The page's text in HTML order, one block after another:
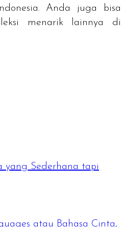
Anda juga bisa
menarik lainnya di
yang Sederhana tapi
atau Bahasa Cinta,